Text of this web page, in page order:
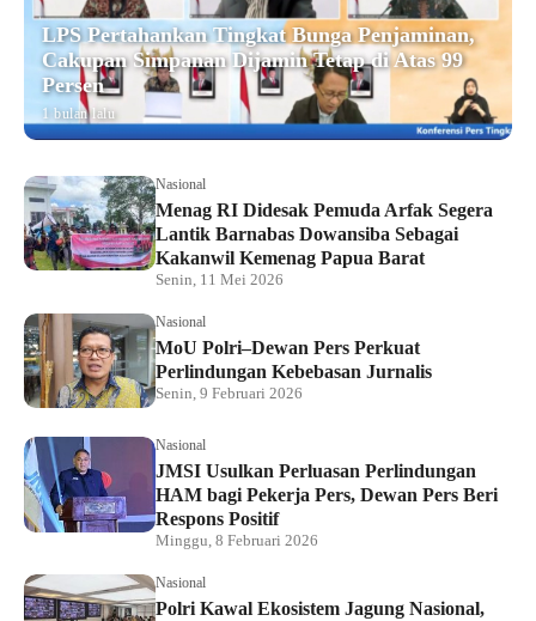
LPS Pertahankan Tingkat Bunga Penjaminan,
Cakupan Simpanan Dijamin Tetap di Atas 99
Persen
1 bulan lalu
Nasional
Menag RI Didesak Pemuda Arfak Segera
Lantik Barnabas Dowansiba Sebagai
Kakanwil Kemenag Papua Barat
Senin, 11 Mei 2026
Nasional
MoU Polri–Dewan Pers Perkuat
Perlindungan Kebebasan Jurnalis
Senin, 9 Februari 2026
Nasional
JMSI Usulkan Perluasan Perlindungan
HAM bagi Pekerja Pers, Dewan Pers Beri
Respons Positif
Minggu, 8 Februari 2026
Nasional
Polri Kawal Ekosistem Jagung Nasional,